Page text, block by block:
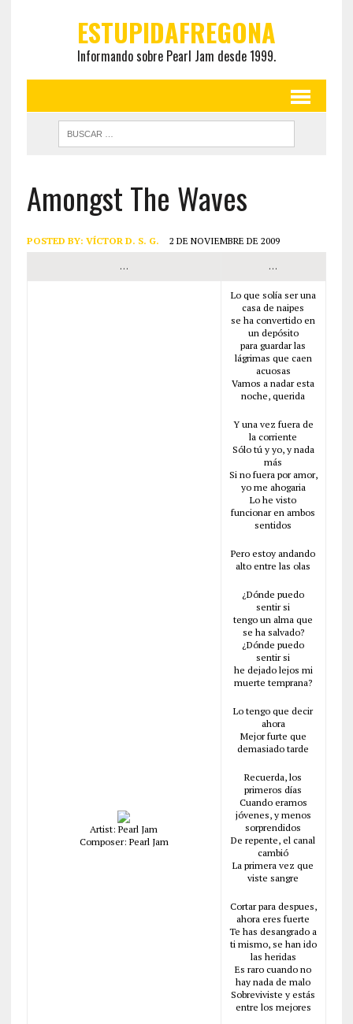
ESTUPIDAFREGONA
Informando sobre Pearl Jam desde 1999.
Amongst The Waves
POSTED BY: VÍCTOR D. S. G. 2 DE NOVIEMBRE DE 2009
… …
Artist: Pearl Jam
Composer: Pearl Jam
Lo que solía ser una
casa de naipes
se ha convertido en
un depósito
para guardar las
lágrimas que caen
acuosas
Vamos a nadar esta
noche, querida
Y una vez fuera de
la corriente
Sólo tú y yo, y nada
más
Si no fuera por amor,
yo me ahogaria
Lo he visto
funcionar en ambos
sentidos
Pero estoy andando
alto entre las olas
¿Dónde puedo
sentir si
tengo un alma que
se ha salvado?
¿Dónde puedo
sentir si
he dejado lejos mi
muerte temprana?
Lo tengo que decir
ahora
Mejor furte que
demasiado tarde
Recuerda, los
primeros días
Cuando eramos
jóvenes, y menos
sorprendidos
De repente, el canal
cambió
La primera vez que
viste sangre
Cortar para despues,
ahora eres fuerte
Te has desangrado a
ti mismo, se han ido
las heridas
Es raro cuando no
hay nada de malo
Sobreviviste y estás
entre los mejores